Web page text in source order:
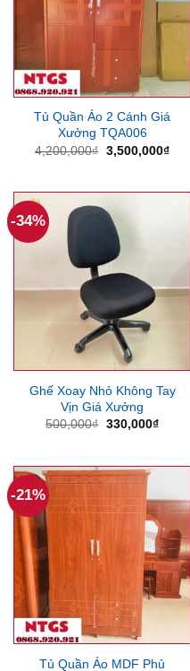
Tủ Quần Áo 2 Cánh Giá
Xưởng TQA006
4,200,000₫ Giá
3,500,000₫Giá
-34%
Ghế Xoay Nhỏ Không Tay
Vịn Giá Xưởng
500,000₫ Giá
330,000₫Giá
-21%
Tủ Quần Áo MDF Phủ